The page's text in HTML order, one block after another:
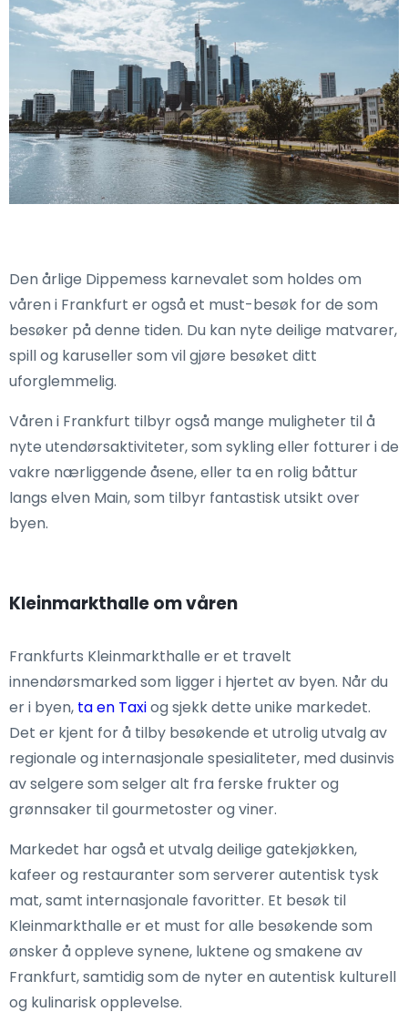
Den årlige Dippemess karnevalet som holdes om
våren i Frankfurt er også et must-besøk for de som
besøker på denne tiden. Du kan nyte deilige matvarer,
spill og karuseller som vil gjøre besøket ditt
uforglemmelig.
Våren i Frankfurt tilbyr også mange muligheter til å
nyte utendørsaktiviteter, som sykling eller fotturer i de
vakre nærliggende åsene, eller ta en rolig båttur
langs elven Main, som tilbyr fantastisk utsikt over
byen.
Kleinmarkthalle om våren
Frankfurts Kleinmarkthalle er et travelt
innendørsmarked som ligger i hjertet av byen. Når du
er i byen, ta en Taxiog sjekk dette unike markedet.
Det er kjent for å tilby besøkende et utrolig utvalg av
regionale og internasjonale spesialiteter, med dusinvis
av selgere som selger alt fra ferske frukter og
grønnsaker til gourmetoster og viner.
Markedet har også et utvalg deilige gatekjøkken,
kafeer og restauranter som serverer autentisk tysk
mat, samt internasjonale favoritter. Et besøk til
Kleinmarkthalle er et must for alle besøkende som
ønsker å oppleve synene, luktene og smakene av
Frankfurt, samtidig som de nyter en autentisk kulturell
og kulinarisk opplevelse.